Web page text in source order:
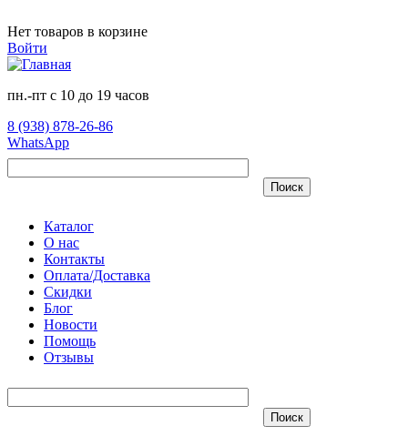
Нет товаров в корзине
Войти
пн.-пт с 10 до 19 часов
8 (938) 878-26-86
WhatsApp
Поиск
Каталог
О нас
Контакты
Оплата/Доставка
Скидки
Блог
Новости
Помощь
Отзывы
Поиск